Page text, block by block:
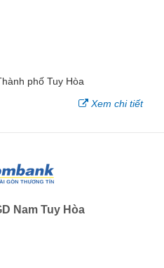
phố Tuy Hòa
Xem chi tiết
Nam Tuy Hòa